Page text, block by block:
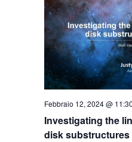
Investigating the
disk
Febbraio 12, 2024 @